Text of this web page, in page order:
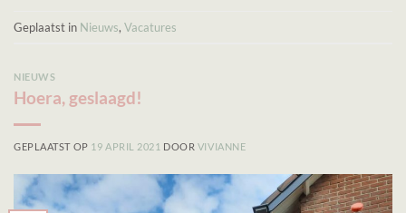
Geplaatst in Nieuws, Vacatures
NIEUWS
Hoera, geslaagd!
GEPLAATST OP 19 APRIL 2021 DOOR VIVIANNE